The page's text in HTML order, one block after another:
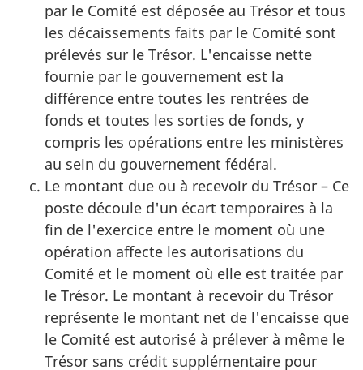
par le Comité est déposée au Trésor et tous
les décaissements faits par le Comité sont
prélevés sur le Trésor. L'encaisse nette
fournie par le gouvernement est la
différence entre toutes les rentrées de
fonds et toutes les sorties de fonds, y
compris les opérations entre les ministères
au sein du gouvernement fédéral.
Le montant due ou à recevoir du Trésor – Ce
poste découle d'un écart temporaires à la
fin de l'exercice entre le moment où une
opération affecte les autorisations du
Comité et le moment où elle est traitée par
le Trésor. Le montant à recevoir du Trésor
représente le montant net de l'encaisse que
le Comité est autorisé à prélever à même le
Trésor sans crédit supplémentaire pour